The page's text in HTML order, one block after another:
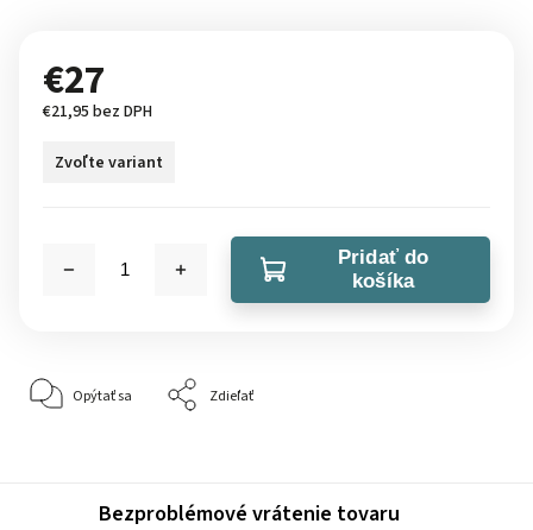
€27
€21,95 bez DPH
Zvoľte variant
Pridať do
košíka
Opýtať sa Zdieľať
Bezproblémové vrátenie tovaru